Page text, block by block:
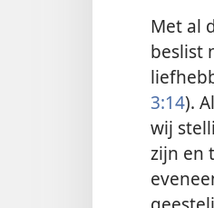
Met al
beslist
3:14).
wij
zijn en